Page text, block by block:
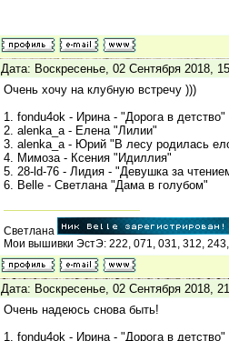
Дата: Воскресенье, 02 Сентября 2018,
Очень хочу на клубную встречу )))
1. fondu4ok - Ирина - "Дорога в детство"
2. alenka_a - Елена "Лилии"
3. alenka_a - Юрий "В лесу родилась
4. Мимоза - Ксения "Идиллия"
5. 28-ld-76 - Лидия - "Девушка за
6. Belle - Светлана "Дама в голубом"
Светлана
Мои вышивки ЭстЭ: 222, 071, 031, 312,
Дата: Воскресенье, 02 Сентября 2018,
Очень надеюсь снова быть!
1. fondu4ok - Ирина - "Дорога в детство"